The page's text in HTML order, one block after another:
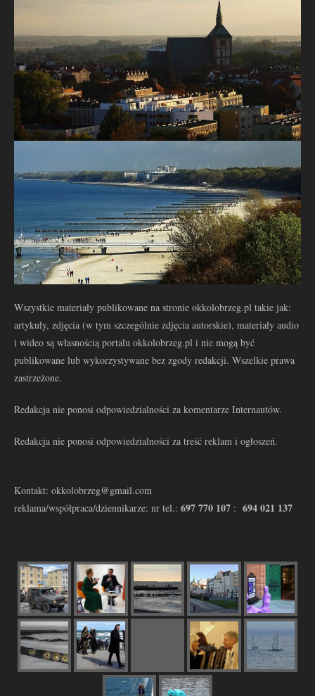
Wszystkie materiały publikowane na stronie okkolobrzeg.pl takie jak:
artykuły, zdjęcia (w tym szczególnie zdjęcia autorskie), materiały audio
i wideo są własnością portalu okkolobrzeg.pl i nie mogą być
publikowane lub wykorzystywane bez zgody redakcji. Wszelkie prawa
zastrzeżone.
Redakcja nie ponosi odpowiedzialności za komentarze Internautów.
Redakcja nie ponosi odpowiedzialności za treść reklam i ogłoszeń.
Kontakt: okkolobrzeg@gmail.com
reklama/współpraca/dziennikarze: nr tel.: 697 770 107 : 694 021 137